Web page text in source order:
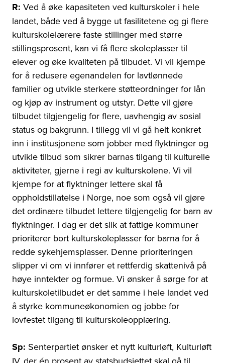
R: Ved å øke kapasiteten ved kulturskoler i hele
landet, både ved å bygge ut fasilitetene og gi flere
kulturskolelærere faste stillinger med større
stillingsprosent, kan vi få flere skoleplasser til
elever og øke kvaliteten på tilbudet. Vi vil kjempe
for å redusere egenandelen for lavtlønnede
familier og utvikle sterkere støtteordninger for lån
og kjøp av instrument og utstyr. Dette vil gjøre
tilbudet tilgjengelig for flere, uavhengig av sosial
status og bakgrunn. I tillegg vil vi gå helt konkret
inn i institusjonene som jobber med flyktninger og
utvikle tilbud som sikrer barnas tilgang til kulturelle
aktiviteter, gjerne i regi av kulturskolene. Vi vil
kjempe for at flyktninger lettere skal få
oppholdstillatelse i Norge, noe som også vil gjøre
det ordinære tilbudet lettere tilgjengelig for barn av
flyktninger. I dag er det slik at fattige kommuner
prioriterer bort kulturskoleplasser for barna for å
redde sykehjemsplasser. Denne prioriteringen
slipper vi om vi innfører et rettferdig skattenivå på
høye inntekter og formue. Vi ønsker å sørge for at
kulturskoletilbudet er det samme i hele landet ved
å styrke kommuneøkonomien og jobbe for
lovfestet tilgang til kulturskoleopplæring.
Sp: Senterpartiet ønsker et nytt kulturløft, Kulturløft